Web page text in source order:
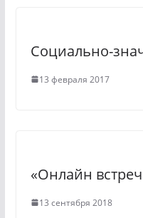
i
k
Социально-
13 февраля 2017
«Онлайн
13 сентября 2018